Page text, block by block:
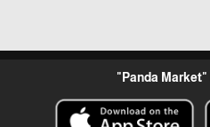
"Panda Market"